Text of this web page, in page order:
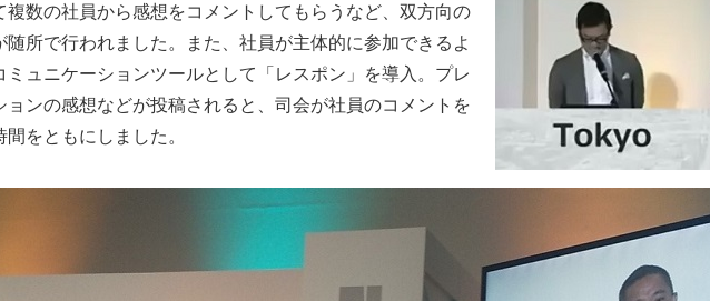
複数の社員から感想をコメントしてもらうなど、双方向の
随所で行われました。また、社員が主体的に参加できるよ
ミュニケーションツールとして「レスポン」を導入。プレ
ョンの感想などが投稿されると、司会が社員のコメントを
をともにしました。